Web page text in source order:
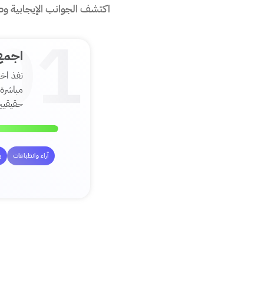
اكتشف الجوانب الإيجابية
نفذ
آراء وانطباعات